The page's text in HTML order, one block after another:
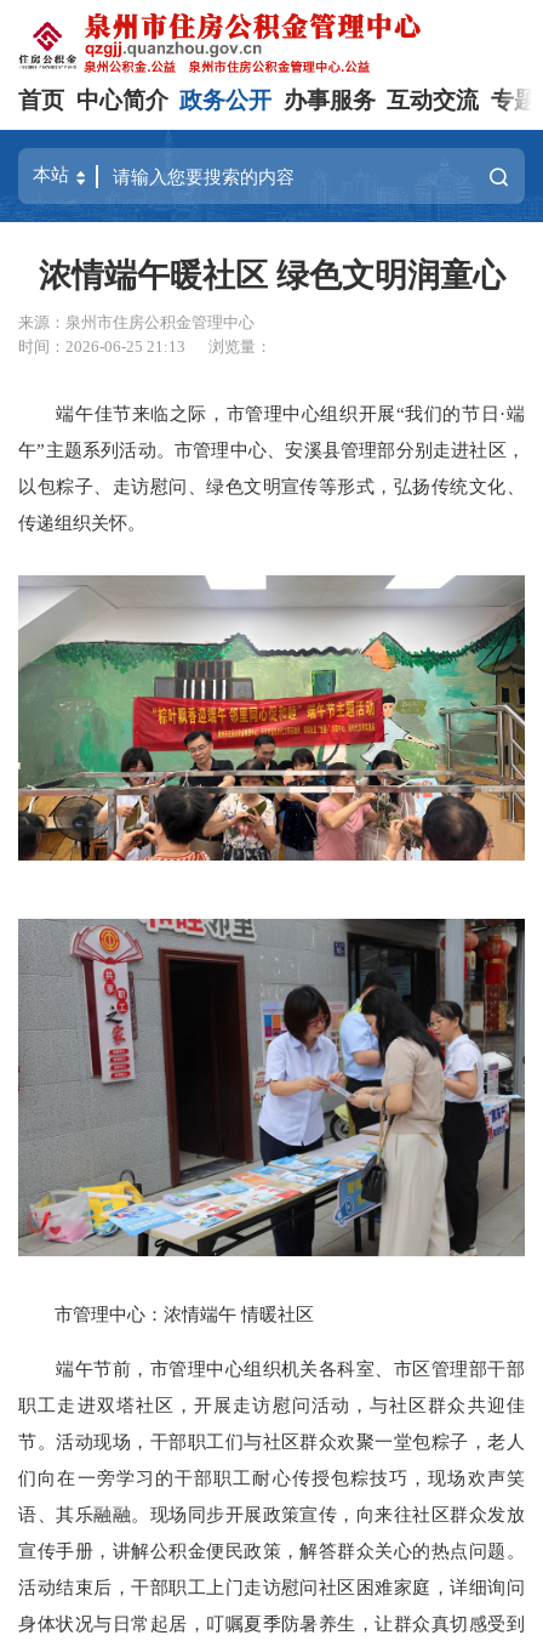
首页 中心简介 政务公开 办事服务 互动交流 专题
浓情端午暖社区 绿色文明润童心
来源：泉州市住房公积金管理中心
时间：2026-06-25 21:13
浏览量：
端午佳节来临之际，市管理中心组织开展“我们的节日·端
午”主题系列活动。市管理中心、安溪县管理部分别走进社区，
以包粽子、走访慰问、绿色文明宣传等形式，弘扬传统文化、
传递组织关怀。
市管理中心：浓情端午 情暖社区
端午节前，市管理中心组织机关各科室、市区管理部干部
职工走进双塔社区，开展走访慰问活动，与社区群众共迎佳
节。活动现场，干部职工们与社区群众欢聚一堂包粽子，老人
们向在一旁学习的干部职工耐心传授包粽技巧，现场欢声笑
语、其乐融融。现场同步开展政策宣传，向来往社区群众发放
宣传手册，讲解公积金便民政策，解答群众关心的热点问题。
活动结束后，干部职工上门走访慰问社区困难家庭，详细询问
身体状况与日常起居，叮嘱夏季防暑养生，让群众真切感受到